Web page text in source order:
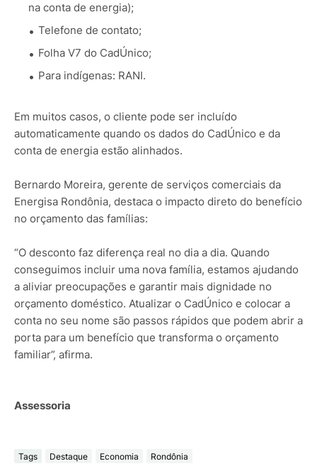
na conta de energia);
Telefone de contato;
Folha V7 do CadÚnico;
Para indígenas: RANI.
Em muitos casos, o cliente pode ser incluído
automaticamente quando os dados do CadÚnico e da
conta de energia estão alinhados.
Bernardo Moreira, gerente de serviços comerciais da
Energisa Rondônia, destaca o impacto direto do benefício
no orçamento das famílias:
“O desconto faz diferença real no dia a dia. Quando
conseguimos incluir uma nova família, estamos ajudando
a aliviar preocupações e garantir mais dignidade no
orçamento doméstico. Atualizar o CadÚnico e colocar a
conta no seu nome são passos rápidos que podem abrir a
porta para um benefício que transforma o orçamento
familiar”, afirma.
Assessoria
Tags Destaque Economia Rondônia